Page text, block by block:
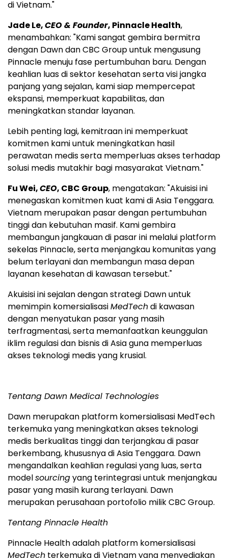
di Vietnam."
Jade Le,CEO & Founder, Pinnacle Health,
menambahkan: "Kami sangat gembira bermitra
dengan Dawn dan CBC Group untuk mengusung
Pinnacle menuju fase pertumbuhan baru. Dengan
keahlian luas di sektor kesehatan serta visi jangka
panjang yang sejalan, kami siap mempercepat
ekspansi, memperkuat kapabilitas, dan
meningkatkan standar layanan.
Lebih penting lagi, kemitraan ini memperkuat
komitmen kami untuk meningkatkan hasil
perawatan medis serta memperluas akses terhadap
solusi medis mutakhir bagi masyarakat Vietnam."
Fu Wei,CEO, CBC Group, mengatakan: "Akuisisi ini
menegaskan komitmen kuat kami di Asia Tenggara.
Vietnam merupakan pasar dengan pertumbuhan
tinggi dan kebutuhan masif. Kami gembira
membangun jangkauan di pasar ini melalui platform
sekelas Pinnacle, serta menjangkau komunitas yang
belum terlayani dan membangun masa depan
layanan kesehatan di kawasan tersebut."
Akuisisi ini sejalan dengan strategi Dawn untuk
memimpin komersialisasiMedTechdi kawasan
dengan menyatukan pasar yang masih
terfragmentasi, serta memanfaatkan keunggulan
iklim regulasi dan bisnis di Asia guna memperluas
akses teknologi medis yang krusial.
Tentang Dawn Medical Technologies
Dawn merupakan platform komersialisasi MedTech
terkemuka yang meningkatkan akses teknologi
medis berkualitas tinggi dan terjangkau di pasar
berkembang, khususnya di Asia Tenggara. Dawn
mengandalkan keahlian regulasi yang luas, serta
modelsourcingyang terintegrasi untuk menjangkau
pasar yang masih kurang terlayani. Dawn
merupakan perusahaan portofolio milik CBC Group.
Tentang Pinnacle Health
Pinnacle Health adalah platform komersialisasi
MedTech terkemuka di Vietnam yang menyediakan